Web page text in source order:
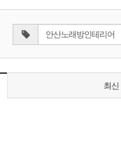
최신